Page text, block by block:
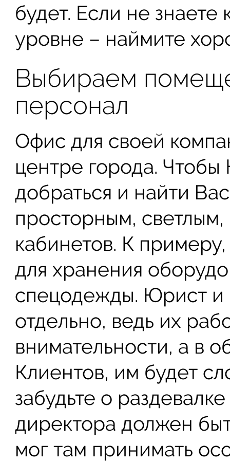
будет. Если не
уровне – наймите
Выбираем
персонал
Офис для своей
центре города.
добраться и найти
просторным, светлым,
кабинетов. К
для хранения
спецодежды. Юрист и
отдельно, ведь их
внимательности, а в
Клиентов, им будет
забудьте о
директора должен
мог там принимать